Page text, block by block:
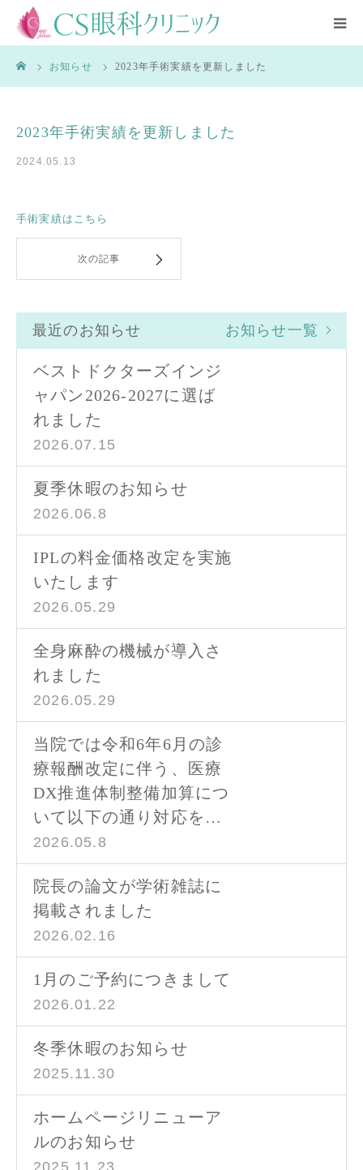
お知らせ 2023年手術実績を更新しました
2023年手術実績を更新しました
2024.05.13
手術実績はこちら
次の記事
最近のお知らせ お知らせ一覧
ベストドクターズインジ
ャパン2026-2027に選ば
れました
2026.07.15
夏季休暇のお知らせ
2026.06.8
IPLの料金価格改定を実施
いたします
2026.05.29
全身麻酔の機械が導入さ
れました
2026.05.29
当院では令和6年6月の診
療報酬改定に伴う、医療
DX推進体制整備加算につ
いて以下の通り対応を…
2026.05.8
院長の論文が学術雑誌に
掲載されました
2026.02.16
1月のご予約につきまして
2026.01.22
冬季休暇のお知らせ
2025.11.30
ホームページリニューア
ルのお知らせ
2025.11.23
CLOSE
HOME
医師紹介
アクセス